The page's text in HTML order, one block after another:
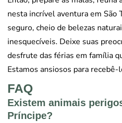
nesta incrível aventura em São
seguro, cheio de belezas
inesquecíveis. Deixe suas
desfrute das férias em família
Estamos ansiosos para recebê-
FAQ
Existem animais
Príncipe?